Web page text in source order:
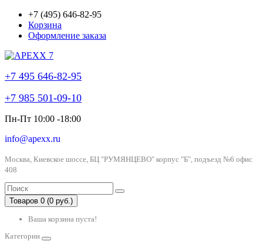
+7 (495) 646-82-95
Корзина
Оформление заказа
+7 495 646-82-95
+7 985 501-09-10
Пн-Пт 10:00 -18:00
info@apexx.ru
Москва, Киевское шоссе, БЦ "РУМЯНЦЕВО" корпус "Б", подъезд №6 офис
408
Товаров 0 (0 руб.)
Ваша корзина пуста!
Категории